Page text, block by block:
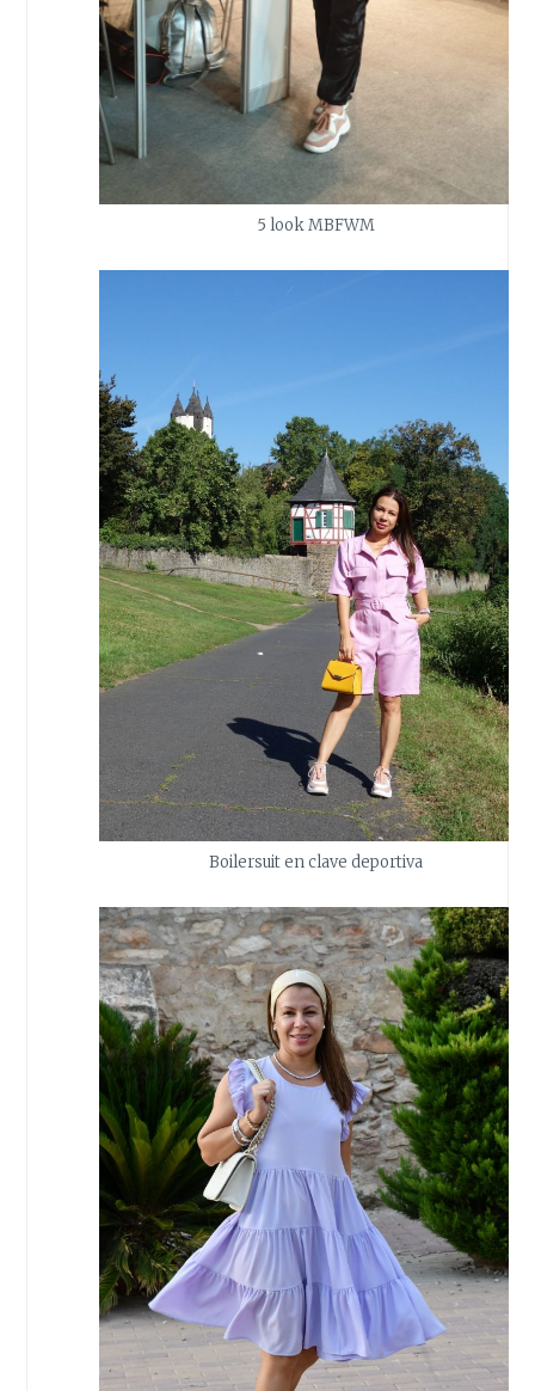
5 look MBFWM
Boilersuit en clave deportiva